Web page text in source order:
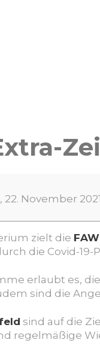
22. November 2021
zielt die
die Covid-
erlaubt es,
sind die
sind auf die
regelmäßige